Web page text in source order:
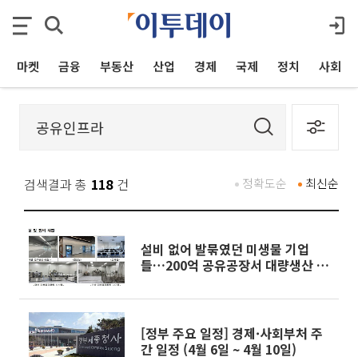
마켓 금융 부동산 산업 경제 국제 정치 사회
검색결과 총 118 건 최신순
정확도순
설비 없어 발묶였던 미생물 기업
들…200억 공유공장서 대량생산 시
[정부 주요 일정] 경제·사회부처 주
간 일정 (4월 6일 ~ 4월 10일)